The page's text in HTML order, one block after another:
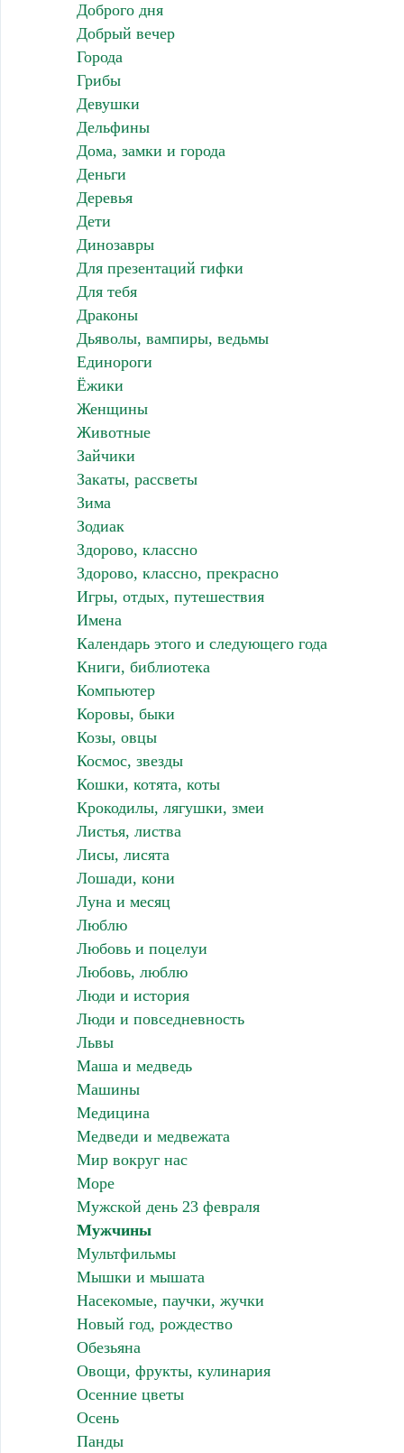
Доброго дня
Добрый вечер
Города
Грибы
Девушки
Дельфины
Дома, замки и города
Деньги
Деревья
Дети
Динозавры
Для презентаций гифки
Для тебя
Драконы
Дьяволы, вампиры, ведьмы
Единороги
Ёжики
Женщины
Животные
Зайчики
Закаты, рассветы
Зима
Зодиак
Здорово, классно
Здорово, классно, прекрасно
Игры, отдых, путешествия
Имена
Календарь этого и следующего года
Книги, библиотека
Компьютер
Коровы, быки
Козы, овцы
Космос, звезды
Кошки, котята, коты
Крокодилы, лягушки, змеи
Листья, листва
Лисы, лисята
Лошади, кони
Луна и месяц
Люблю
Любовь и поцелуи
Любовь, люблю
Люди и история
Люди и повседневность
Львы
Маша и медведь
Машины
Медицина
Медведи и медвежата
Мир вокруг нас
Море
Мужской день 23 февраля
Мужчины
Мультфильмы
Мышки и мышата
Насекомые, паучки, жучки
Новый год, рождество
Обезьяна
Овощи, фрукты, кулинария
Осенние цветы
Осень
Панды